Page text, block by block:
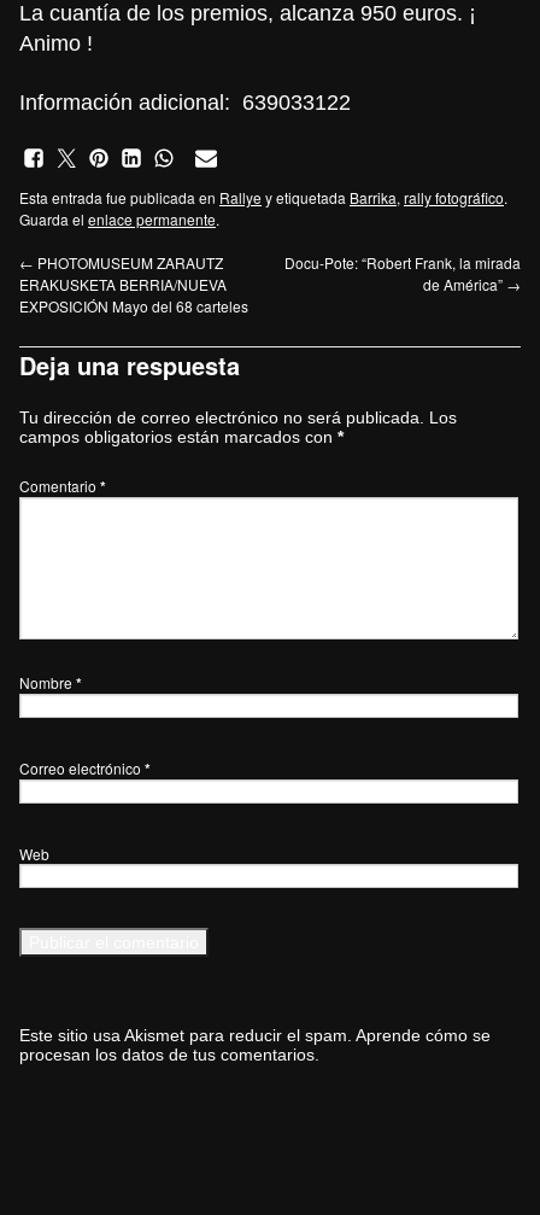
La cuantía de los premios, alcanza 950 euros. ¡
Animo !
Información adicional: 639033122
Esta entrada fue publicada en Rallye y etiquetada Barrika, rally fotográfico.
Guarda el enlace permanente.
← PHOTOMUSEUM ZARAUTZ
ERAKUSKETA BERRIA/NUEVA
EXPOSICIÓN Mayo del 68 carteles
Docu-Pote: “Robert Frank, la mirada
de América” →
Deja una respuesta
Tu dirección de correo electrónico no será publicada.
Los
campos obligatorios están marcados con *
Comentario *
Nombre *
Correo electrónico *
Web
Este sitio usa Akismet para reducir el spam. Aprende cómo se
procesan los datos de tus comentarios.